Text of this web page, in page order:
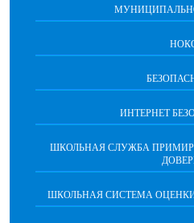
ИНТЕРНЕТ
ШКОЛЬНАЯ СЛУЖБА
ШКОЛЬНАЯ СИСТЕМА